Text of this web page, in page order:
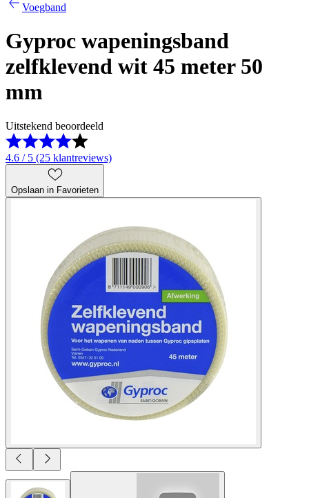
Voegband
Gyproc wapeningsband
zelfklevend wit 45 meter 50
mm
Uitstekend beoordeeld
4.6 / 5 (25 klantreviews)
Opslaan in Favorieten